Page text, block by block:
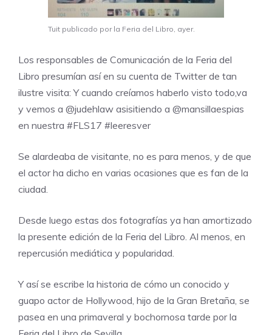
Tuit publicado por la Feria del Libro, ayer.
Los responsables de Comunicación de la Feria del
Libro presumían así en su cuenta de Twitter de tan
ilustre visita: Y cuando creíamos haberlo visto todo,va
y vemos a @judehlaw asisitiendo a @mansillaespias
en nuestra #FLS17 #leeresver
Se alardeaba de visitante, no es para menos, y de que
el actor ha dicho en varias ocasiones que es fan de la
ciudad.
Desde luego estas dos fotografías ya han amortizado
la presente edición de la Feria del Libro. Al menos, en
repercusión mediática y popularidad.
Y así se escribe la historia de cómo un conocido y
guapo actor de Hollywood, hijo de la Gran Bretaña, se
pasea en una primaveral y bochornosa tarde por la